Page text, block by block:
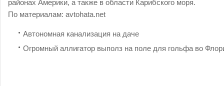
районах Америки, а также в области Карибского моря.
По материалам: avtohata.net
Автономная канализация на даче
Огромный аллигатор выполз на поле для гольфа во